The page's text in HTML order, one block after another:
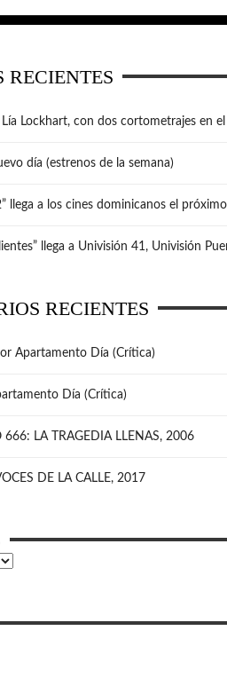
RECIENTES
Lockhart, con dos cortometrajes en
día (estrenos de la semana)
llega a los cines dominicanos el
llega a Univisión 41, Univisión
RECIENTES
Apartamento Día (Crítica)
Día (Crítica)
666: LA TRAGEDIA LLENAS, 2006
DE LA CALLE, 2017